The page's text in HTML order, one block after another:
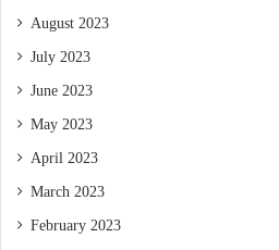
August 2023
July 2023
June 2023
May 2023
April 2023
March 2023
February 2023